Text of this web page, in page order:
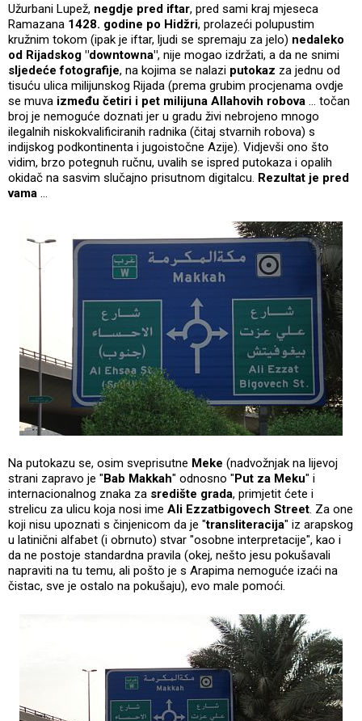
Užurbani Lupež, negdje pred iftar, pred sami kraj mjeseca
Ramazana 1428. godine po Hidžri, prolazeći polupustim
kružnim tokom (ipak je iftar, ljudi se spremaju za jelo) nedaleko
od Rijadskog "downtowna", nije mogao izdržati, a da ne snimi
sljedeće fotografije, na kojima se nalazi putokaz za jednu od
tisuću ulica milijunskog Rijada (prema grubim procjenama ovdje
se muva između četiri i pet milijuna Allahovih robova ... točan
broj je nemoguće doznati jer u gradu živi nebrojeno mnogo
ilegalnih niskokvalificiranih radnika (čitaj stvarnih robova) s
indijskog podkontinenta i jugoistočne Azije). Vidjevši ono što
vidim, brzo potegnuh ručnu, uvalih se ispred putokaza i opalih
okidač na sasvim slučajno prisutnom digitalcu. Rezultat je pred
vama ...
Na putokazu se, osim sveprisutne Meke (nadvožnjak na lijevoj
strani zapravo je "Bab Makkah" odnosno "Put za Meku" i
internacionalnog znaka za središte grada, primjetit ćete i
strelicu za ulicu koja nosi ime Ali Ezzatbigovech Street. Za one
koji nisu upoznati s činjenicom da je "transliteracija" iz arapskog
u latinični alfabet (i obrnuto) stvar "osobne interpretacije", kao i
da ne postoje standardna pravila (okej, nešto jesu pokušavali
napraviti na tu temu, ali pošto je s Arapima nemoguće izaći na
čistac, sve je ostalo na pokušaju), evo male pomoći.